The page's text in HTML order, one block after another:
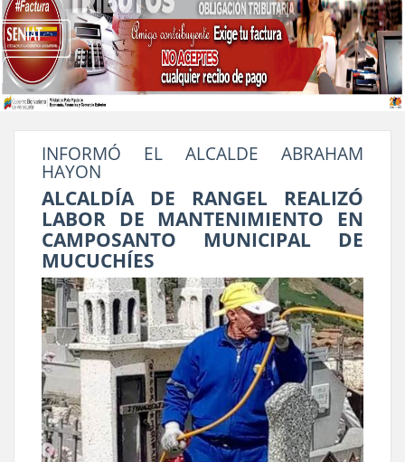
INFORMÓ EL ALCALDE ABRAHAM
HAYON
ALCALDÍA DE RANGEL REALIZÓ
LABOR DE MANTENIMIENTO EN
CAMPOSANTO MUNICIPAL DE
MUCUCHÍES